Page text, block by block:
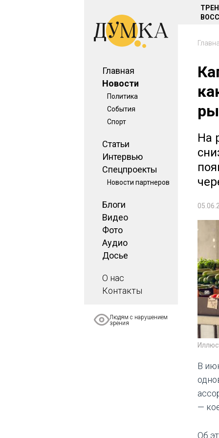
Главная
Новости
Политика
События
Спорт
Статьи
Интервью
Спецпроекты
Новости партнеров
Блоги
Видео
Фото
Аудио
Досье
О нас
Контакты
Людям с нарушением
зрения
На
В
—
Об